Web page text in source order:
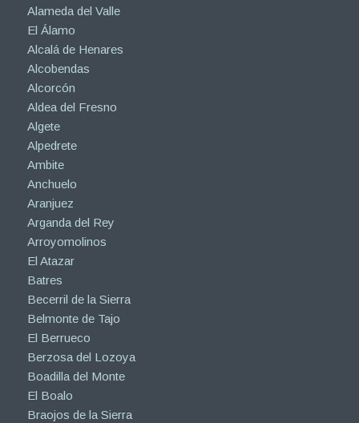
Alameda del Valle
El Álamo
Alcalá de Henares
Alcobendas
Alcorcón
Aldea del Fresno
Algete
Alpedrete
Ambite
Anchuelo
Aranjuez
Arganda del Rey
Arroyomolinos
El Atazar
Batres
Becerril de la Sierra
Belmonte de Tajo
El Berrueco
Berzosa del Lozoya
Boadilla del Monte
El Boalo
Braojos de la Sierra